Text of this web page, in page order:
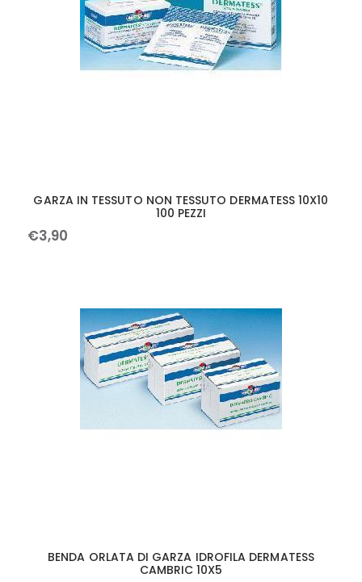
GARZA IN TESSUTO NON TESSUTO DERMATESS 10X10
100 PEZZI
€3,90
BENDA ORLATA DI GARZA IDROFILA DERMATESS
CAMBRIC 10X5